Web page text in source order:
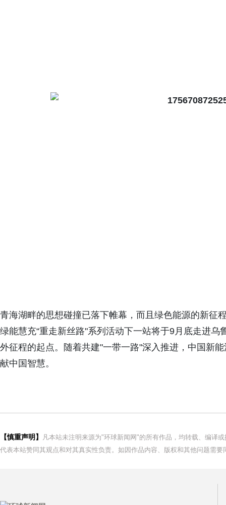
青海湖畔的思想碰撞已落下帷幕，而且绿色能源的新征
绿能慧充“重走新丝路"系列活动下一站将于9月底走进
外征程的起点。随着共建"一带一路"深入推进，中国新
献中国智慧。
【慎重声明】
凡本站未注明来源为"环球新闻网"的所有作品，均转载、编译
代表本站赞同其观点和对其真实性负责。如因作品内容、版权和其他问题需